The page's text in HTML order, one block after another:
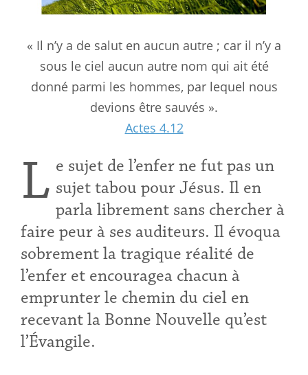
« Il n’y a de salut en aucun autre ; car il n’y a
sous le ciel aucun autre nom qui ait été
donné parmi les hommes, par lequel nous
devions être sauvés ».
Actes 4.12
L e sujet de l’enfer ne fut pas un
sujet tabou pour Jésus. Il en
parla librement sans chercher à
faire peur à ses auditeurs. Il évoqua
sobrement la tragique réalité de
l’enfer et encouragea chacun à
emprunter le chemin du ciel en
recevant la Bonne Nouvelle qu’est
l’Évangile.